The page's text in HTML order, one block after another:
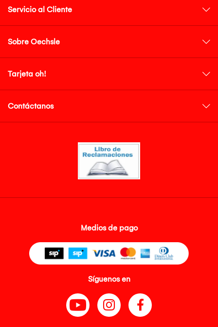
Servicio al Cliente
Sobre Oechsle
Tarjeta oh!
Contáctanos
Medios de pago
Síguenos en